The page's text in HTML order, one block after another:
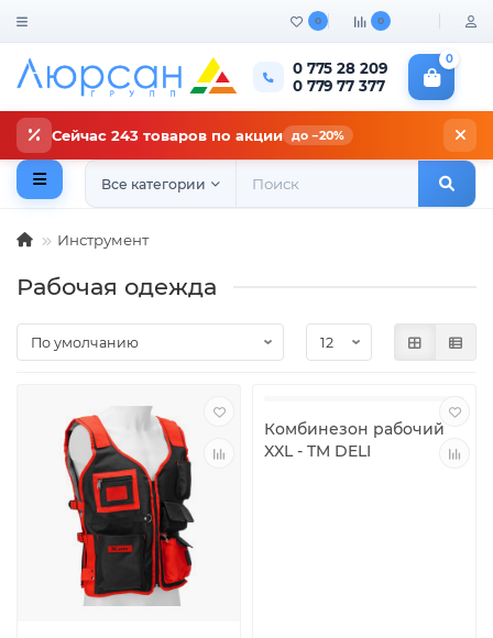
0 0
0 775 28 209
0 779 77 377
0
Сейчас 243 товаров по акции до −20%
Все категории
Инструмент
Рабочая одежда
Комбинезон рабочий
XXL - TM DELI